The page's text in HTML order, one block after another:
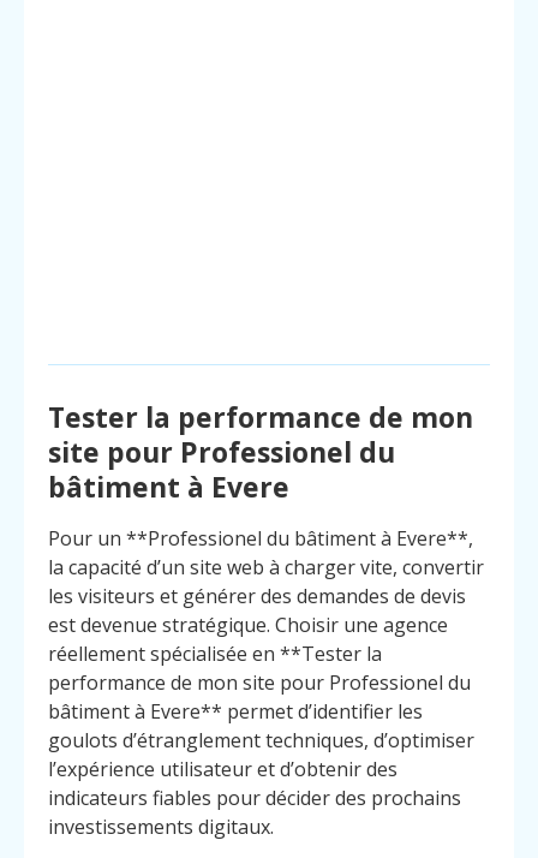
Tester la performance de mon
site pour Professionel du
bâtiment à Evere
Pour un **Professionel du bâtiment à Evere**,
la capacité d’un site web à charger vite, convertir
les visiteurs et générer des demandes de devis
est devenue stratégique. Choisir une agence
réellement spécialisée en **Tester la
performance de mon site pour Professionel du
bâtiment à Evere** permet d’identifier les
goulots d’étranglement techniques, d’optimiser
l’expérience utilisateur et d’obtenir des
indicateurs fiables pour décider des prochains
investissements digitaux.